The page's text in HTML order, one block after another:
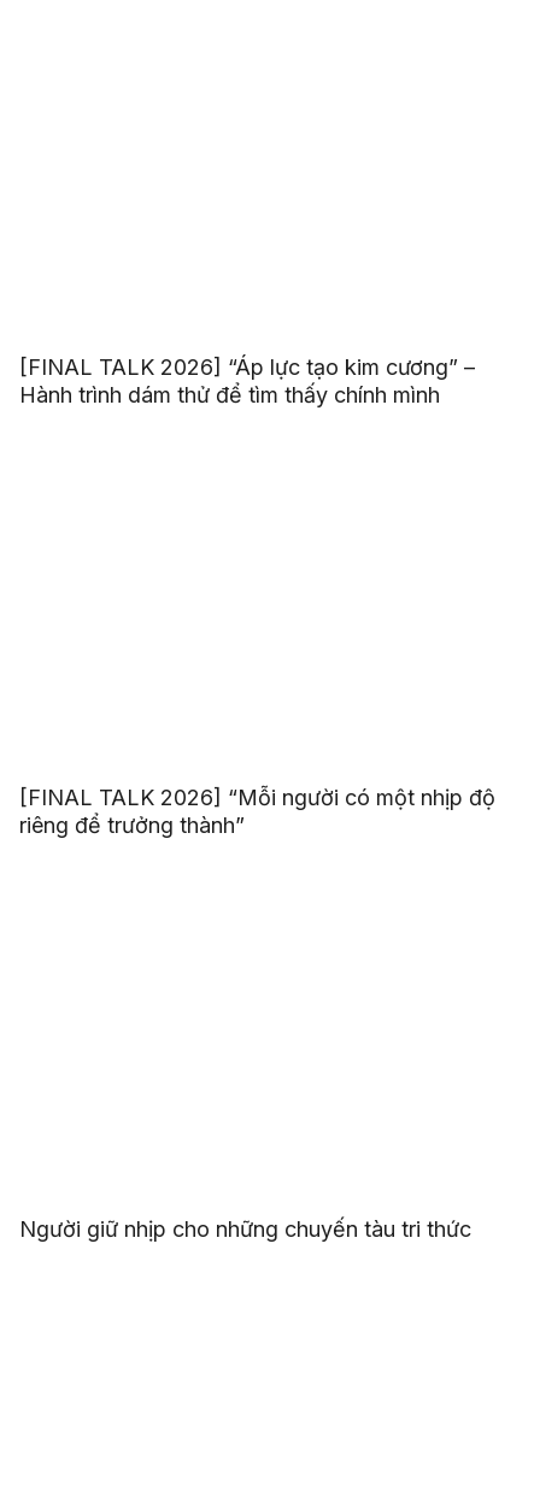
[FINAL TALK 2026] “Áp lực tạo kim cương” –
Hành trình dám thử để tìm thấy chính mình
[FINAL TALK 2026] “Mỗi người có một nhịp độ
riêng để trưởng thành”
Người giữ nhịp cho những chuyến tàu tri thức